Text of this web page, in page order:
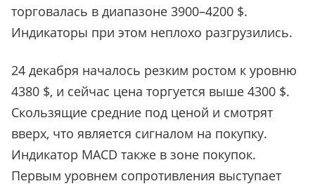
торговалась в диапазоне 3900–4200 $.
Индикаторы при этом неплохо разгрузились.
24 декабря началось резким ростом к уровню
4380 $, и сейчас цена торгуется выше 4300 $.
Скользящие средние под ценой и смотрят
вверх, что является сигналом на покупку.
Индикатор MACD также в зоне покупок.
Первым уровнем сопротивления выступает